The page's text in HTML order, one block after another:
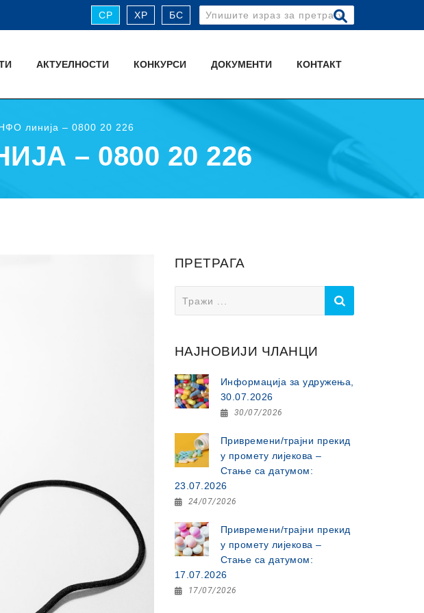
СР ХР БС
Search
for:
АКТУЕЛНОСТИ КОНКУРСИ ДОКУМЕНТИ КОНТАКТ
линија – 0800 20 226
– 0800 20 226
ПРЕТРАГА
for:
НАЈНОВИЈИ ЧЛАНЦИ
Информација за удружења,
30.07.2026
30/07/2026
Привремени/трајни прекид
у промету лијекова –
Стање са датумом:
23.07.2026
24/07/2026
Привремени/трајни прекид
у промету лијекова –
Стање са датумом:
17.07.2026
17/07/2026